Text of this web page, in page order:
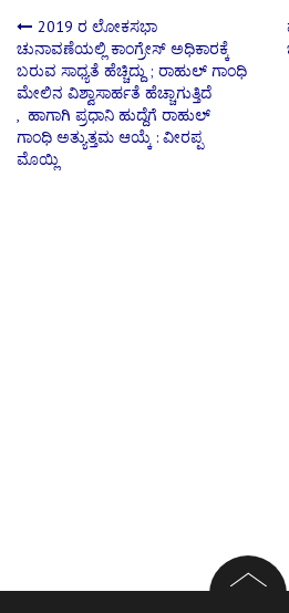
Post
navigation
2019 ರ ಲೋಕಸಭಾ
ಚುನಾವಣೆಯಲ್ಲಿ ಕಾಂಗ್ರೇಸ್ ಅಧಿಕಾರಕ್ಕೆ
ಬರುವ ಸಾಧ್ಯತೆ ಹೆಚ್ಚಿದ್ದು ; ರಾಹುಲ್ ಗಾಂಧಿ
ಮೇಲಿನ ವಿಶ್ವಾಸಾರ್ಹತೆ ಹೆಚ್ಚಾಗುತ್ತಿದೆ
, ಹಾಗಾಗಿ ಪ್ರಧಾನಿ ಹುದ್ದೆಗೆ ರಾಹುಲ್
ಗಾಂಧಿ ಅತ್ಯುತ್ತಮ ಆಯ್ಕೆ : ವೀರಪ್ಪ
ಮೊಯ್ಲಿ